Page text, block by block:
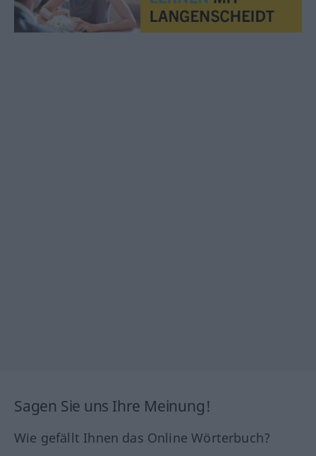
Sagen Sie uns Ihre Meinung!
Wie gefällt Ihnen das Online Wörterbuch?